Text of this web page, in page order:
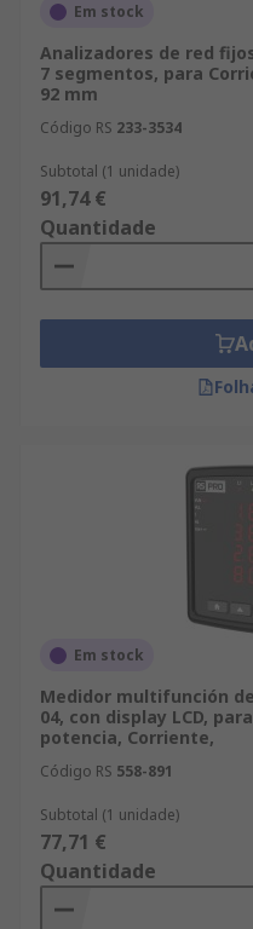
Em stock
Analizadores de red
7 segmentos, para
92 mm
Código RS 233-3534
Subtotal (1 unidade)
91,74 €
Quantidade
Em stock
Medidor multifunción de
04, con display LCD,
potencia, Corriente,
Código RS 558-891
Subtotal (1 unidade)
77,71 €
Quantidade